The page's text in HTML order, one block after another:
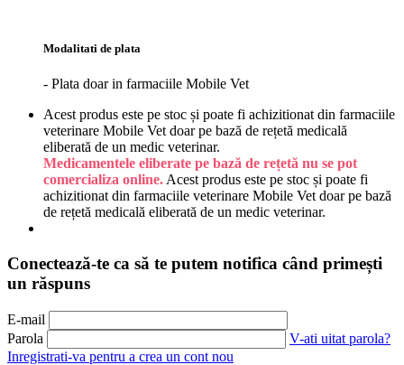
Modalitati de plata
- Plata doar in farmaciile Mobile Vet
Acest produs este pe stoc și poate fi achizitionat din farmaciile
veterinare Mobile Vet doar pe bază de rețetă medicală
eliberată de un medic veterinar.
Medicamentele eliberate pe bază de rețetă nu se pot
comercializa online. Acest produs este pe stoc și poate fi
achizitionat din farmaciile veterinare Mobile Vet doar pe bază
de rețetă medicală eliberată de un medic veterinar.
Conectează-te ca să te putem notifica când primești
un răspuns
E-mail
Parola
V-ati uitat parola?
Inregistrati-va pentru a crea un cont nou